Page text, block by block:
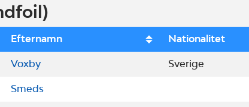
Efternamn Nationalitet
Voxby Sverige
Smeds